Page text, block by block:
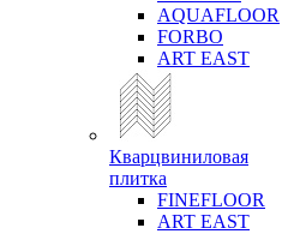
AQUAFLOOR
FORBO
ART EAST
Кварцвиниловая
плитка
FINEFLOOR
ART EAST